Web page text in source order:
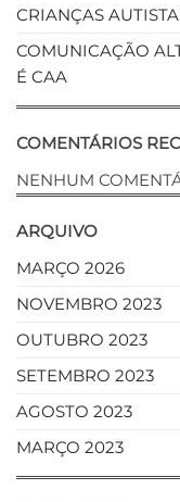
CRIANÇAS
COMUNICAÇÃO
É CAA
COMENTÁRIOS
NENHUM
ARQUIVO
MARÇO 2026
NOVEMBRO 2023
OUTUBRO 2023
SETEMBRO 2023
AGOSTO 2023
MARÇO 2023